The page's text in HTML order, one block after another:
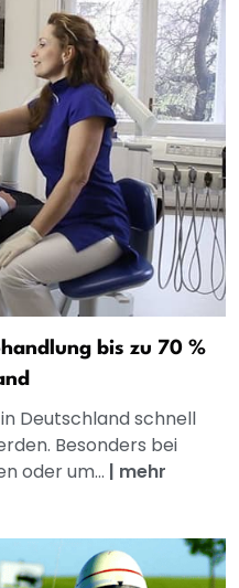
bis zu 70 %
Deutschland schnell
Besonders bei
oder um... | mehr